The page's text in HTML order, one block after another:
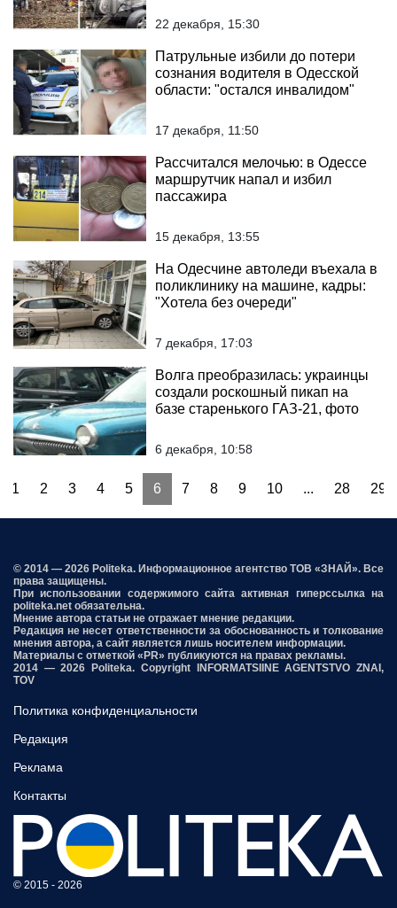
22 декабря, 15:30
Патрульные избили до потери
сознания водителя в Одесской
области: "остался инвалидом"
17 декабря, 11:50
Рассчитался мелочью: в Одессе
маршрутчик напал и избил
пассажира
15 декабря, 13:55
На Одесчине автоледи въехала в
поликлинику на машине, кадры:
"Хотела без очереди"
7 декабря, 17:03
Волга преобразилась: украинцы
создали роскошный пикап на
базе старенького ГАЗ-21, фото
6 декабря, 10:58
1 2 3 4 5 6 7 8 9 10 ... 28 29
© 2014 — 2026 Politeka. Информационное агентство ТОВ «ЗНАЙ». Все
права защищены.
При использовании содержимого сайта активная гиперссылка на
politeka.net обязательна.
Мнение автора статьи не отражает мнение редакции.
Редакция не несет ответственности за обоснованность и толкование
мнения автора, а сайт является лишь носителем информации.
Материалы с отметкой «PR» публикуются на правах рекламы.
2014 — 2026 Politeka. Copyright INFORMATSIINE AGENTSTVO ZNAI,
TOV
Политика конфиденциальности
Редакция
Реклама
Контакты
© 2015 - 2026